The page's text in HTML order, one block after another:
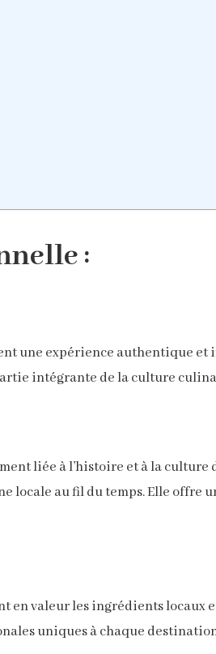
:
une expérience authentique et
intégrante de la culture
liée à l’histoire et à la culture
locale au fil du temps. Elle offre
valeur les ingrédients locaux
uniques à chaque